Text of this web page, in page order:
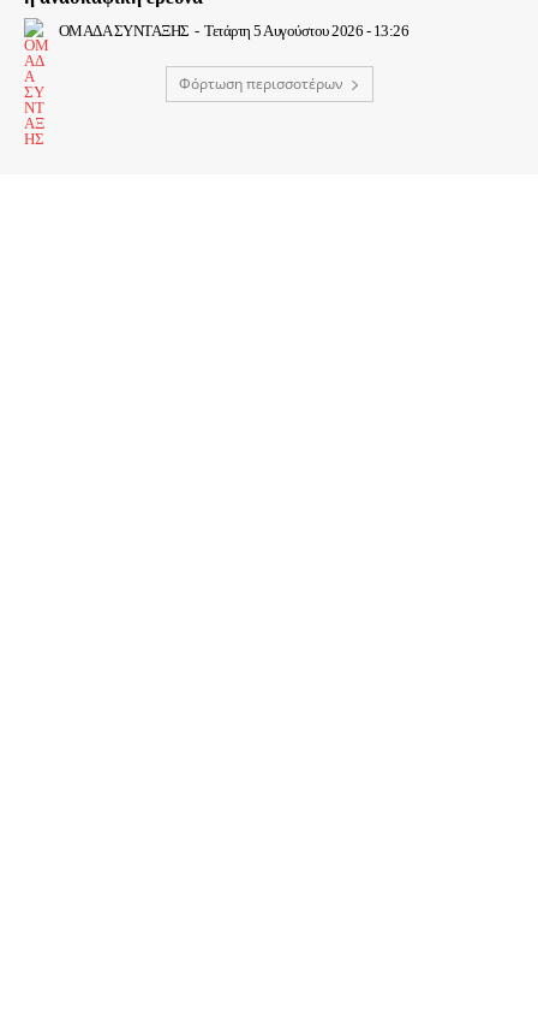
ΟΜΑΔΑ ΣΥΝΤΑΞΗΣ - Τετάρτη 5 Αυγούστου 2026 - 13:26
Φόρτωση περισσοτέρων